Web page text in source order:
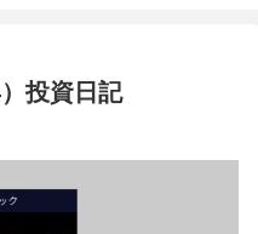
投資日記